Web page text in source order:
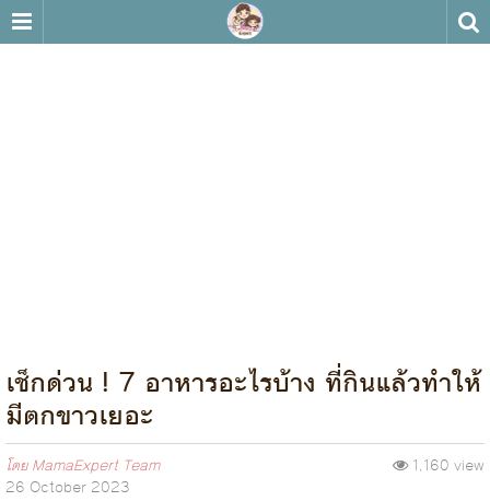
เช็กด่วน ! 7 อาหารอะไรบ้าง ที่กินแล้วทำให้
มีตกขาวเยอะ
โดยMamaExpert Team
26 October 2023
1,160 view